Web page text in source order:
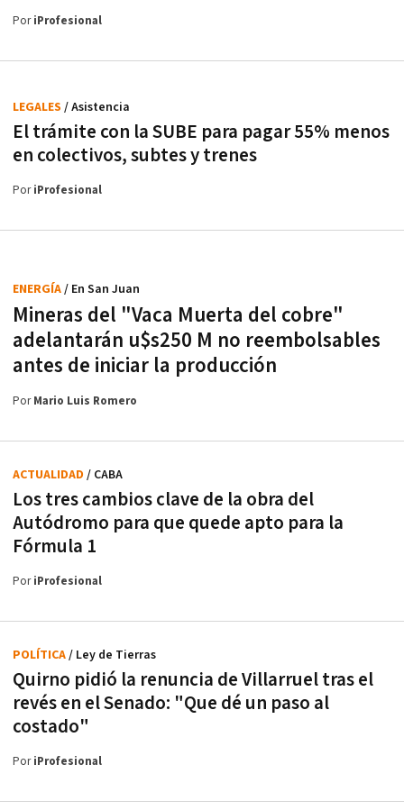
PoriProfesional
El trámite con la SUBE para pagar 55% menos
en colectivos, subtes y trenes
LEGALES / Asistencia
PoriProfesional
Mineras del "Vaca Muerta del cobre"
adelantarán u$s250 M no reembolsables
antes de iniciar la producción
ENERGÍA/ En San Juan
PorMario Luis Romero
Los tres cambios clave de la obra del
Autódromo para que quede apto para la
Fórmula 1
ACTUALIDAD / CABA
PoriProfesional
Quirno pidió la renuncia de Villarruel tras el
revés en el Senado: "Que dé un paso al
costado"
POLÍTICA/ Ley de Tierras
PoriProfesional